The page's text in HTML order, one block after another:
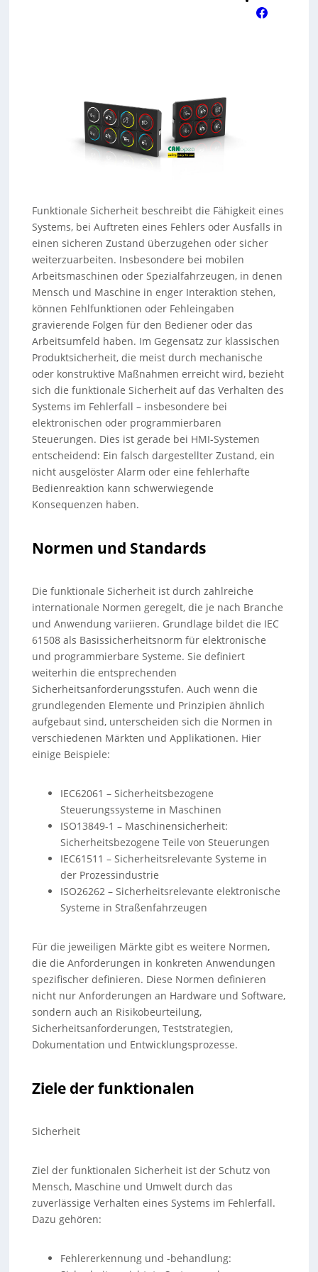
Funktionale Sicherheit beschreibt die Fähigkeit eines
Systems, bei Auftreten eines Fehlers oder Ausfalls in
einen sicheren Zustand überzugehen oder sicher
weiterzuarbeiten. Insbesondere bei mobilen
Arbeitsmaschinen oder Spezialfahrzeugen, in denen
Mensch und Maschine in enger Interaktion stehen,
können Fehlfunktionen oder Fehleingaben
gravierende Folgen für den Bediener oder das
Arbeitsumfeld haben. Im Gegensatz zur klassischen
Produktsicherheit, die meist durch mechanische
oder konstruktive Maßnahmen erreicht wird, bezieht
sich die funktionale Sicherheit auf das Verhalten des
Systems im Fehlerfall – insbesondere bei
elektronischen oder programmierbaren
Steuerungen. Dies ist gerade bei HMI-Systemen
entscheidend: Ein falsch dargestellter Zustand, ein
nicht ausgelöster Alarm oder eine fehlerhafte
Bedienreaktion kann schwerwiegende
Konsequenzen haben.
Normen und Standards
Die funktionale Sicherheit ist durch zahlreiche
internationale Normen geregelt, die je nach Branche
und Anwendung variieren. Grundlage bildet die IEC
61508 als Basissicherheitsnorm für elektronische
und programmierbare Systeme. Sie definiert
weiterhin die entsprechenden
Sicherheitsanforderungsstufen. Auch wenn die
grundlegenden Elemente und Prinzipien ähnlich
aufgebaut sind, unterscheiden sich die Normen in
verschiedenen Märkten und Applikationen. Hier
einige Beispiele:
IEC62061 – Sicherheitsbezogene
Steuerungssysteme in Maschinen
ISO13849-1 – Maschinensicherheit:
Sicherheitsbezogene Teile von Steuerungen
IEC61511 – Sicherheitsrelevante Systeme in
der Prozessindustrie
ISO26262 – Sicherheitsrelevante elektronische
Systeme in Straßenfahrzeugen
Für die jeweiligen Märkte gibt es weitere Normen,
die die Anforderungen in konkreten Anwendungen
spezifischer definieren. Diese Normen definieren
nicht nur Anforderungen an Hardware und Software,
sondern auch an Risikobeurteilung,
Sicherheitsanforderungen, Teststrategien,
Dokumentation und Entwicklungsprozesse.
Ziele der funktionalen
Sicherheit
Ziel der funktionalen Sicherheit ist der Schutz von
Mensch, Maschine und Umwelt durch das
zuverlässige Verhalten eines Systems im Fehlerfall.
Dazu gehören:
Fehlererkennung und -behandlung: